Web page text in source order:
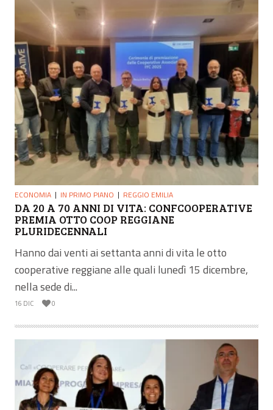
ECONOMIA IN PRIMO PIANO REGGIO EMILIA
DA 20 A 70 ANNI DI VITA: CONFCOOPERATIVE
PREMIA OTTO COOP REGGIANE
PLURIDECENNALI
Hanno dai venti ai settanta anni di vita le otto
cooperative reggiane alle quali lunedì 15 dicembre,
nella sede di...
16 DIC 0